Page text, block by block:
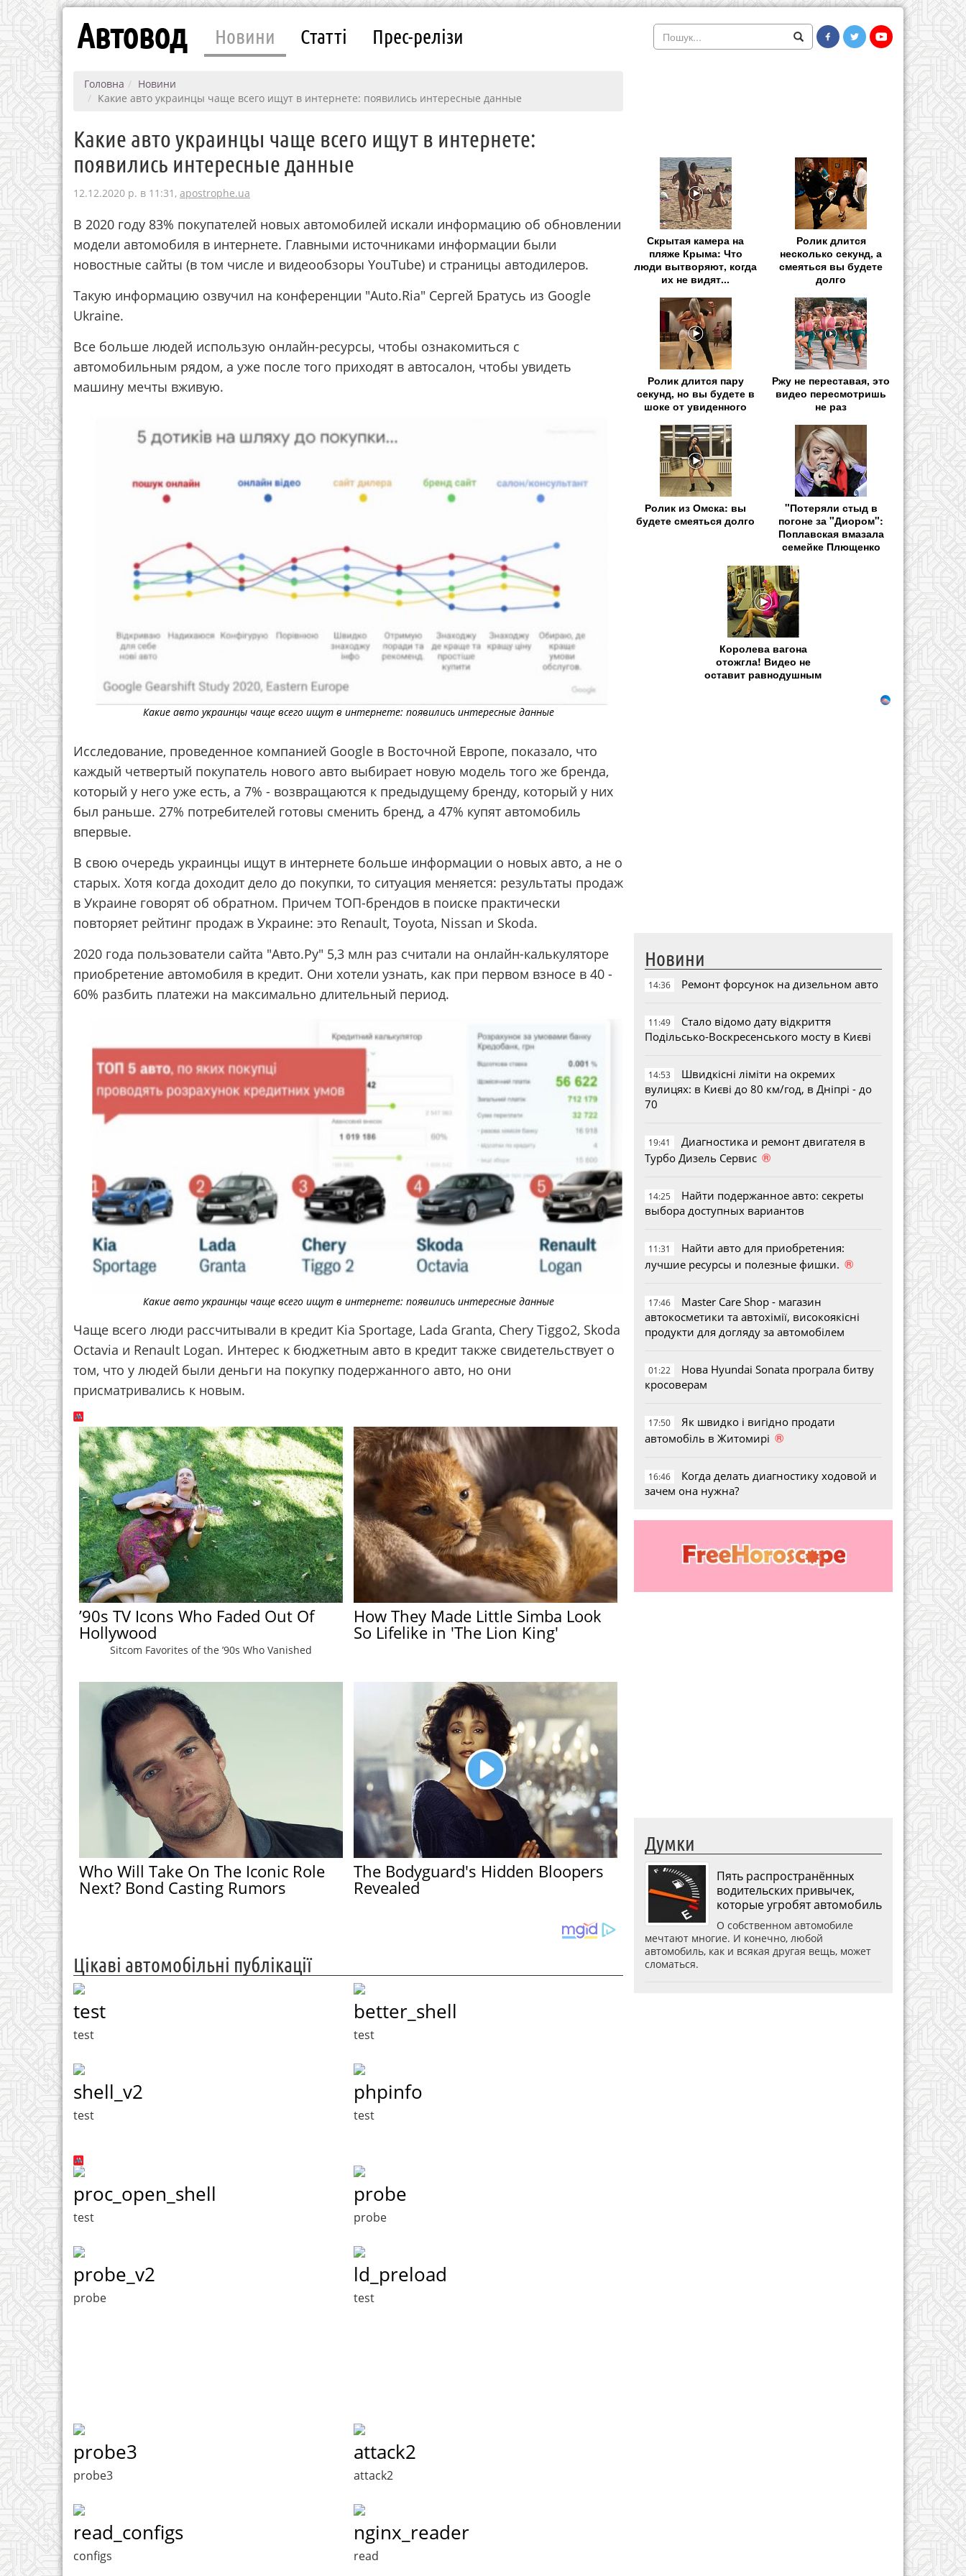
Автовод Новини Статті Прес-релізи
Головна
Новини
Какие авто украинцы чаще всего ищут в интернете: появились интересные данные
Какие авто украинцы чаще всего ищут в интернете:
появились интересные данные
12.12.2020 р. в 11:31, apostrophe.ua
В 2020 году 83% покупателей новых автомобилей искали информацию об обновлении
модели автомобиля в интернете. Главными источниками информации были
новостные сайты (в том числе и видеообзоры YouTube) и страницы автодилеров.
Такую информацию озвучил на конференции "Auto.Ria" Сергей Братусь из Google
Ukraine.
Все больше людей использую онлайн-ресурсы, чтобы ознакомиться с
автомобильным рядом, а уже после того приходят в автосалон, чтобы увидеть
машину мечты вживую.
Какие авто украинцы чаще всего ищут в интернете: появились интересные данные
Исследование, проведенное компанией Google в Восточной Европе, показало, что
каждый четвертый покупатель нового авто выбирает новую модель того же бренда,
который у него уже есть, а 7% - возвращаются к предыдущему бренду, который у них
был раньше. 27% потребителей готовы сменить бренд, а 47% купят автомобиль
впервые.
В свою очередь украинцы ищут в интернете больше информации о новых авто, а не о
старых. Хотя когда доходит дело до покупки, то ситуация меняется: результаты продаж
в Украине говорят об обратном. Причем ТОП-брендов в поиске практически
повторяет рейтинг продаж в Украине: это Renault, Toyota, Nissan и Skoda.
2020 года пользователи сайта "Авто.Ру" 5,3 млн раз считали на онлайн-калькуляторе
приобретение автомобиля в кредит. Они хотели узнать, как при первом взносе в 40 -
60% разбить платежи на максимально длительный период.
Какие авто украинцы чаще всего ищут в интернете: появились интересные данные
Чаще всего люди рассчитывали в кредит Kia Sportage, Lada Granta, Chery Tiggo2, Skoda
Octavia и Renault Logan. Интерес к бюджетным авто в кредит также свидетельствует о
том, что у людей были деньги на покупку подержанного авто, но они
присматривались к новым.
’90s TV Icons Who Faded Out Of
Hollywood
Sitcom Favorites of the ’90s Who Vanished
How They Made Little Simba Look
So Lifelike in 'The Lion King'
Who Will Take On The Iconic Role
Next? Bond Casting Rumors
The Bodyguard's Hidden Bloopers
Revealed
Цікаві автомобільні публікації
test
test
better_shell
test
shell_v2
test
phpinfo
test
proc_open_shell
test
probe
probe
probe_v2
probe
ld_preload
test
probe3
probe3
attack2
attack2
read_configs
configs
nginx_reader
read
Скрытая камера на
пляже Крыма: Что
люди вытворяют, когда
их не видят...
Ролик длится
несколько секунд, а
смеяться вы будете
долго
Ролик длится пару
секунд, но вы будете в
шоке от увиденного
Ржу не переставая, это
видео пересмотришь
не раз
Ролик из Омска: вы
будете смеяться долго
"Потеряли стыд в
погоне за "Диором":
Поплавская вмазала
семейке Плющенко
Королева вагона
отожгла! Видео не
оставит равнодушным
Новини
14:36 Ремонт форсунок на дизельном авто
11:49
Стало відомо дату відкриття
Подільсько-Воскресенського мосту в Києві
14:53
Швидкісні ліміти на окремих
вулицях: в Києві до 80 км/год, в Дніпрі - до
70
19:41
Диагностика и ремонт двигателя в
Турбо Дизель Сервис ®
14:25
Найти подержанное авто: секреты
выбора доступных вариантов
11:31
Найти авто для приобретения:
лучшие ресурсы и полезные фишки. ®
17:46
Master Care Shop - магазин
автокосметики та автохімії, високоякісні
продукти для догляду за автомобілем
01:22
Нова Hyundai Sonata програла битву
кросоверам
17:50
Як швидко і вигідно продати
автомобіль в Житомирі ®
16:46
Когда делать диагностику ходовой и
зачем она нужна?
Думки
Пять распространённых
водительских привычек,
которые угробят автомобиль
О собственном автомобиле
мечтают многие. И конечно, любой
автомобиль, как и всякая другая вещь, может
сломаться.